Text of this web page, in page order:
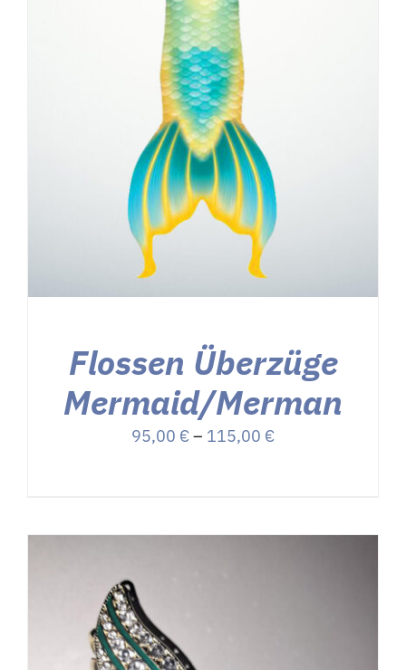
Flossen Überzüge
Mermaid/Merman
95,00 €– 115,00 €Preisspanne: